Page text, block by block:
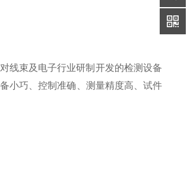
线束及电子行业研制开发的检测设备
小巧、控制准确、测量精度高、试件